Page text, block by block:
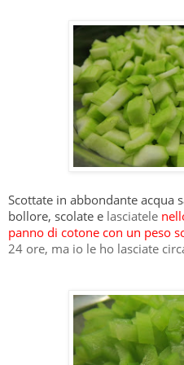
Scottate in abbondante acqua
bollore, scolate e lasciatele
panno di cotone con un peso
24 ore, ma io le ho lasciate